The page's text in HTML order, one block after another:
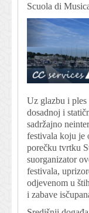
Scuola di
Uz glazbu i ples
dosadnoj i
sadržajno
festivala koju je
porečku tvrtku
suorganizator
festivala,
odjevenom u
i zabave